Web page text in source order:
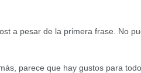
a pesar de la primera frase. No
parece que hay gustos para